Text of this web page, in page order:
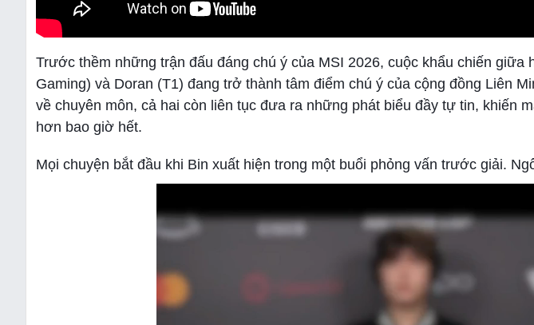
Trước thềm những trận đấu đáng chú ý của MSI 2026, cuộc khẩu chiến giữa
Gaming) và Doran (T1) đang trở thành tâm điểm chú ý của cộng đồng Liên
về chuyên môn, cả hai còn liên tục đưa ra những phát biểu đầy tự tin, khiến
hơn bao giờ hết.
Mọi chuyện bắt đầu khi Bin xuất hiện trong một buổi phỏng vấn trước giải.